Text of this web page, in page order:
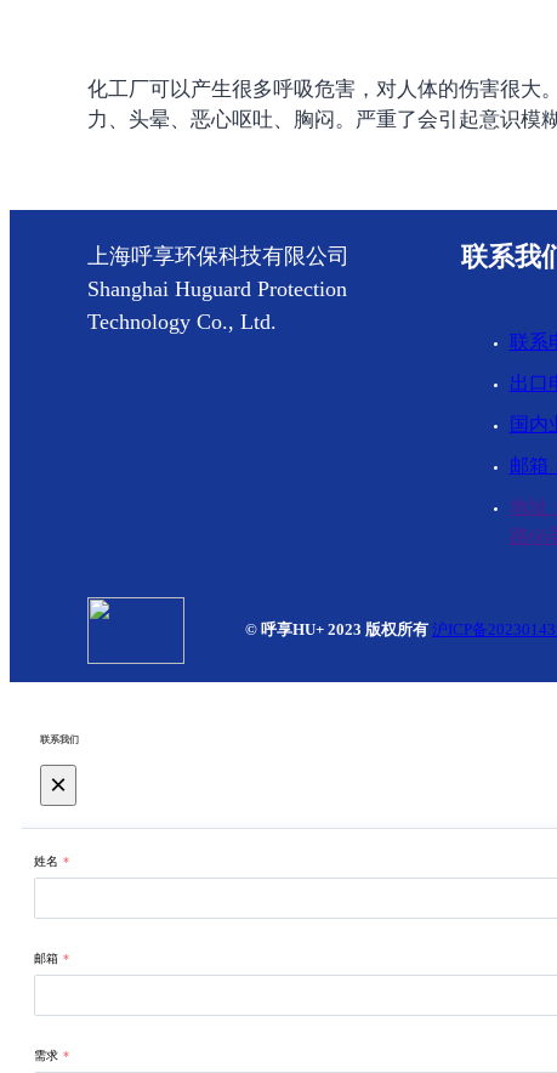
化工厂可以产生很多呼吸危害，对人体的伤害很大
力、头晕、恶心呕吐、胸闷。严重了会引起意识模
上海呼享环保科技有限公司
Shanghai Huguard Protection
Technology Co., Ltd.
联系我
联系
出口
国内
邮箱
地址
路66
© 呼享HU+ 2023 版权所有 沪ICP备
联系我们
×
姓名 *
邮箱 *
需求 *